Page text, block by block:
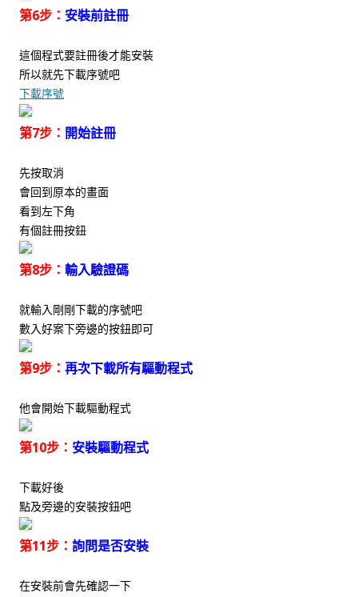
第6步： 安裝前註冊
這個程式要註冊後才能安裝
所以就先下載序號吧
下載序號
第7步： 開始註冊
先按取消
會回到原本的畫面
看到左下角
有個註冊按鈕
第8步： 輸入驗證碼
就輸入剛剛下載的序號吧
數入好案下旁邊的按鈕即可
第9步： 再次下載所有驅動程式
他會開始下載驅動程式
第10步： 安裝驅動程式
下載好後
點及旁邊的安裝按鈕吧
第11步： 詢問是否安裝
在安裝前會先確認一下